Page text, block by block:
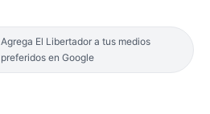
Agrega El Libertador a tus medios
preferidos en Google